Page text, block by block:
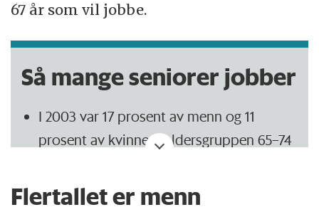
67 år som vil jobbe.
Så mange seniorer jobber
I 2003 var 17 prosent av menn og 11
prosent av kvinner i aldersgruppen 65–74
I 2019 var andelene økt til henholdsvis 23
Flertallet er menn